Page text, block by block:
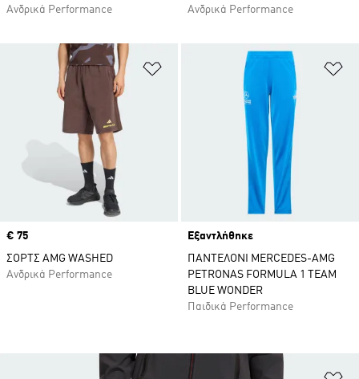
Ανδρικά Performance
Ανδρικά Performance
Προσθήκη στη Λίστα Επιθυμιών
Price
€ 75
ΣΟΡΤΣ AMG WASHED
Ανδρικά Performance
Εξαντλήθηκε
ΠΑΝΤΕΛΟΝΙ MERCEDES-AMG
PETRONAS FORMULA 1 TEAM
BLUE WONDER
Παιδικά Performance